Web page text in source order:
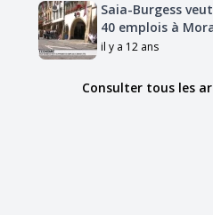
Saia-Burgess
40 emplois à
il y a 12 ans
Consulter tous les